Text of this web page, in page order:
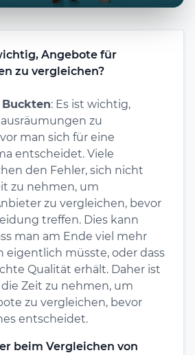
Angebote für
zu vergleichen?
: Es ist wichtig,
zu
man sich für eine
entscheidet. Viele
den Fehler, sich nicht
zu nehmen, um
zu vergleichen, bevor
treffen. Dies kann
man am Ende viel mehr
eigentlich müsste, oder dass
Qualität erhält. Daher ist
Zeit zu nehmen, um
zu vergleichen, bevor
entscheidet.
beim Vergleichen von